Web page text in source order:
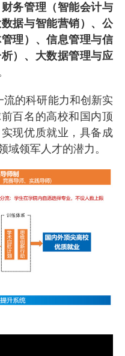
务管理（智能会计与
据与智能营销）、公
理）、信息管理与信
）、大数据管理与应
的科研能力和创新实
百名的高校和国内顶
现优质就业，具备成
域领军人才的潜力。